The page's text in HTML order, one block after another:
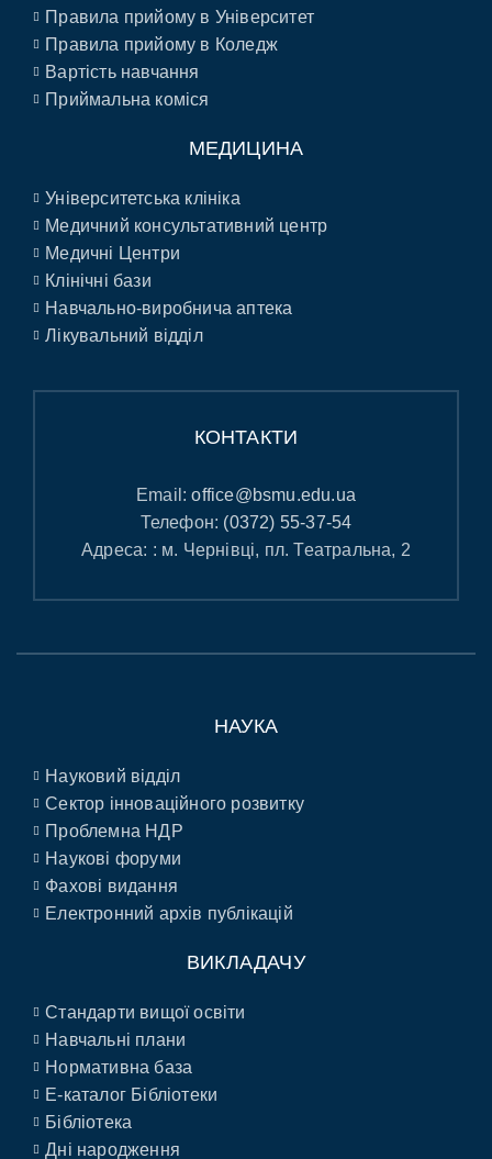
Правила прийому в Університет
Правила прийому в Коледж
Вартість навчання
Приймальна коміся
МЕДИЦИНА
Університетська клініка
Медичний консультативний центр
Медичні Центри
Клінічні бази
Навчально-виробнича аптека
Лікувальний відділ
КОНТАКТИ
Email:office@bsmu.edu.ua
Телефон: (0372) 55-37-54
Адреса: : м. Чернівці, пл. Театральна, 2
НАУКА
Науковий відділ
Сектор інноваційного розвитку
Проблемна НДР
Наукові форуми
Фахові видання
Електронний архів публікацій
ВИКЛАДАЧУ
Стандарти вищої освіти
Навчальні плани
Нормативна база
E-каталог Бібліотеки
Бібліотека
Дні народження